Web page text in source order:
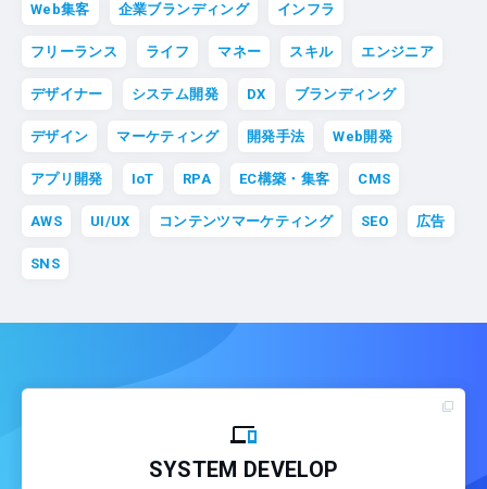
Web集客 企業ブランディング インフラ
フリーランス ライフ マネー スキル エンジニア
デザイナー システム開発 DX ブランディング
デザイン マーケティング 開発手法 Web開発
アプリ開発 IoT RPA EC構築・集客 CMS
AWS UI/UX コンテンツマーケティング SEO 広告
SNS
SYSTEM DEVELOP